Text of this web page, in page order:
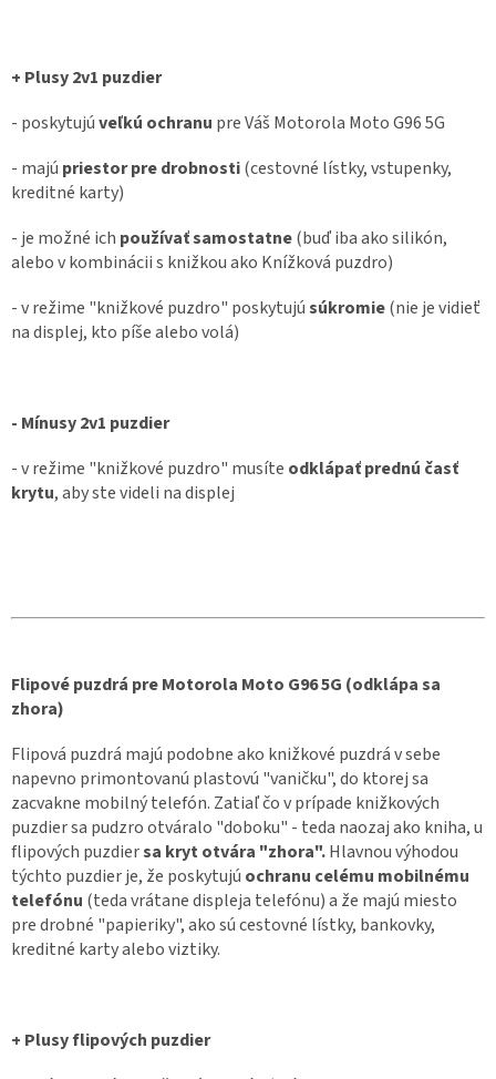
+ Plusy 2v1 puzdier
- poskytujúveľkú ochranu pre Váš Motorola Moto G96 5G
- majú priestor pre drobnosti(cestovné lístky, vstupenky,
kreditné karty)
- je možné ich používať samostatne(buď iba ako silikón,
alebo v kombinácii s knižkou ako Knížková puzdro)
- v režime "knižkové puzdro" poskytujúsúkromie(nie je vidieť
na displej, kto píše alebo volá)
- Mínusy 2v1 puzdier
- v režime "knižkové puzdro" musíte odklápať prednú časť
krytu, aby ste videli na displej
Flipové puzdrá pre Motorola Moto G96 5G (odklápa sa
zhora)
Flipová puzdrá majú podobne ako knižkové puzdrá v sebe
napevno primontovanú plastovú "vaničku", do ktorej sa
zacvakne mobilný telefón. Zatiaľ čo v prípade knižkových
puzdier sa pudzro otváralo "doboku" - teda naozaj ako kniha, u
flipových puzdiersa kryt otvára "zhora".Hlavnou výhodou
týchto puzdier je, že poskytujú ochranu celému mobilnému
telefónu (teda vrátane displeja telefónu) a že majú miesto
pre drobné "papieriky", ako sú cestovné lístky, bankovky,
kreditné karty alebo viztiky.
+ Plusy flipových puzdier